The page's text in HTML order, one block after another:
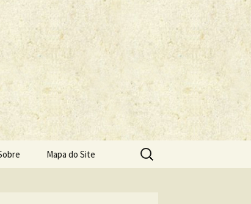
Mapa do Site
Pesquisar
por: